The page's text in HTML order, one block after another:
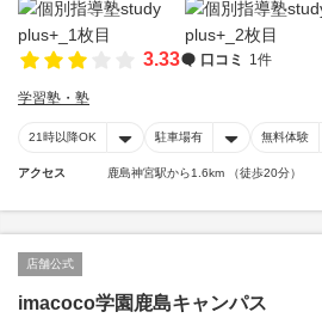
3.33 口コミ 1件
学習塾・塾
21時以降OK 駐車場有 無料体験
アクセス 鹿島神宮駅から1.6km （徒歩20分）
店舗公式
imacoco学園鹿島キャンパス